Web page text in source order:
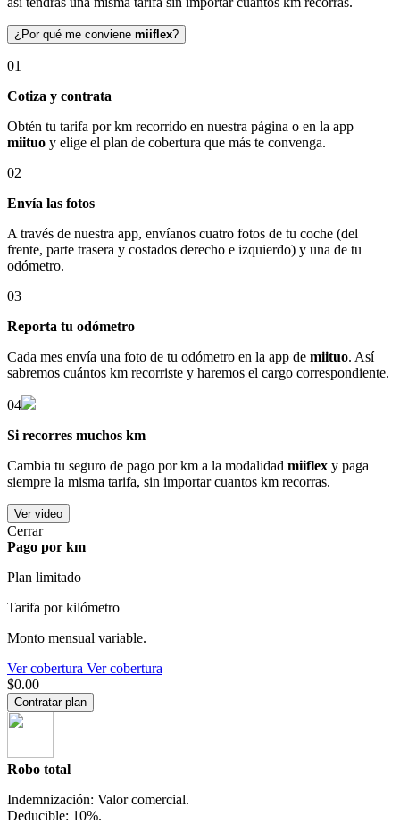
¿Por qué me conviene miiflex?
01
Cotiza y contrata
Obtén tu tarifa por km recorrido en nuestra página o en la app
miituo y elige el plan de cobertura que más te convenga.
02
Envía las fotos
A través de nuestra app, envíanos cuatro fotos de tu coche (del
frente, parte trasera y costados derecho e izquierdo) y una de tu
odómetro.
03
Reporta tu odómetro
Cada mes envía una foto de tu odómetro en la app de miituo. Así
sabremos cuántos km recorriste y haremos el cargo correspondiente.
04
Si recorres muchos km
Cambia tu seguro de pago por km a la modalidad miiflex y paga
siempre la misma tarifa, sin importar cuantos km recorras.
Ver video
Cerrar
Pago por km
Plan limitado
Tarifa por kilómetro
Monto mensual variable.
Ver cobertura Ver cobertura
$0.00
Contratar plan
Robo total
Indemnización: Valor comercial.
Deducible: 10%.